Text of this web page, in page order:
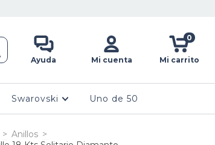
Ayuda Mi cuenta Mi carrito
0
Swarovski Uno de 50
> Anillos >